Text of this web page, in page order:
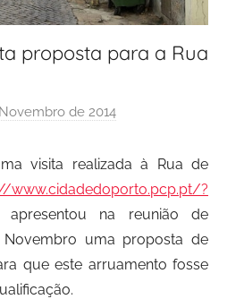
proposta para a Rua
de 2014
r
C
i
visita realizada à Rua de
www.cidadedoporto.pcp.pt/?
na reunião de
uma proposta de
que este arruamento fosse